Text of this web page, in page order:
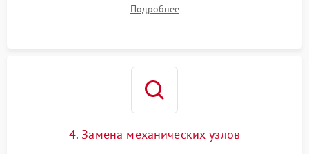
Восстановление целостности проводки и контактов.
Подробнее
4. Замена механических узлов